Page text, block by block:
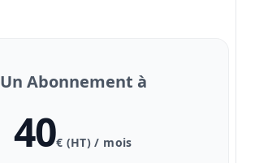
Un Abonnement à
40€ (HT) / mois